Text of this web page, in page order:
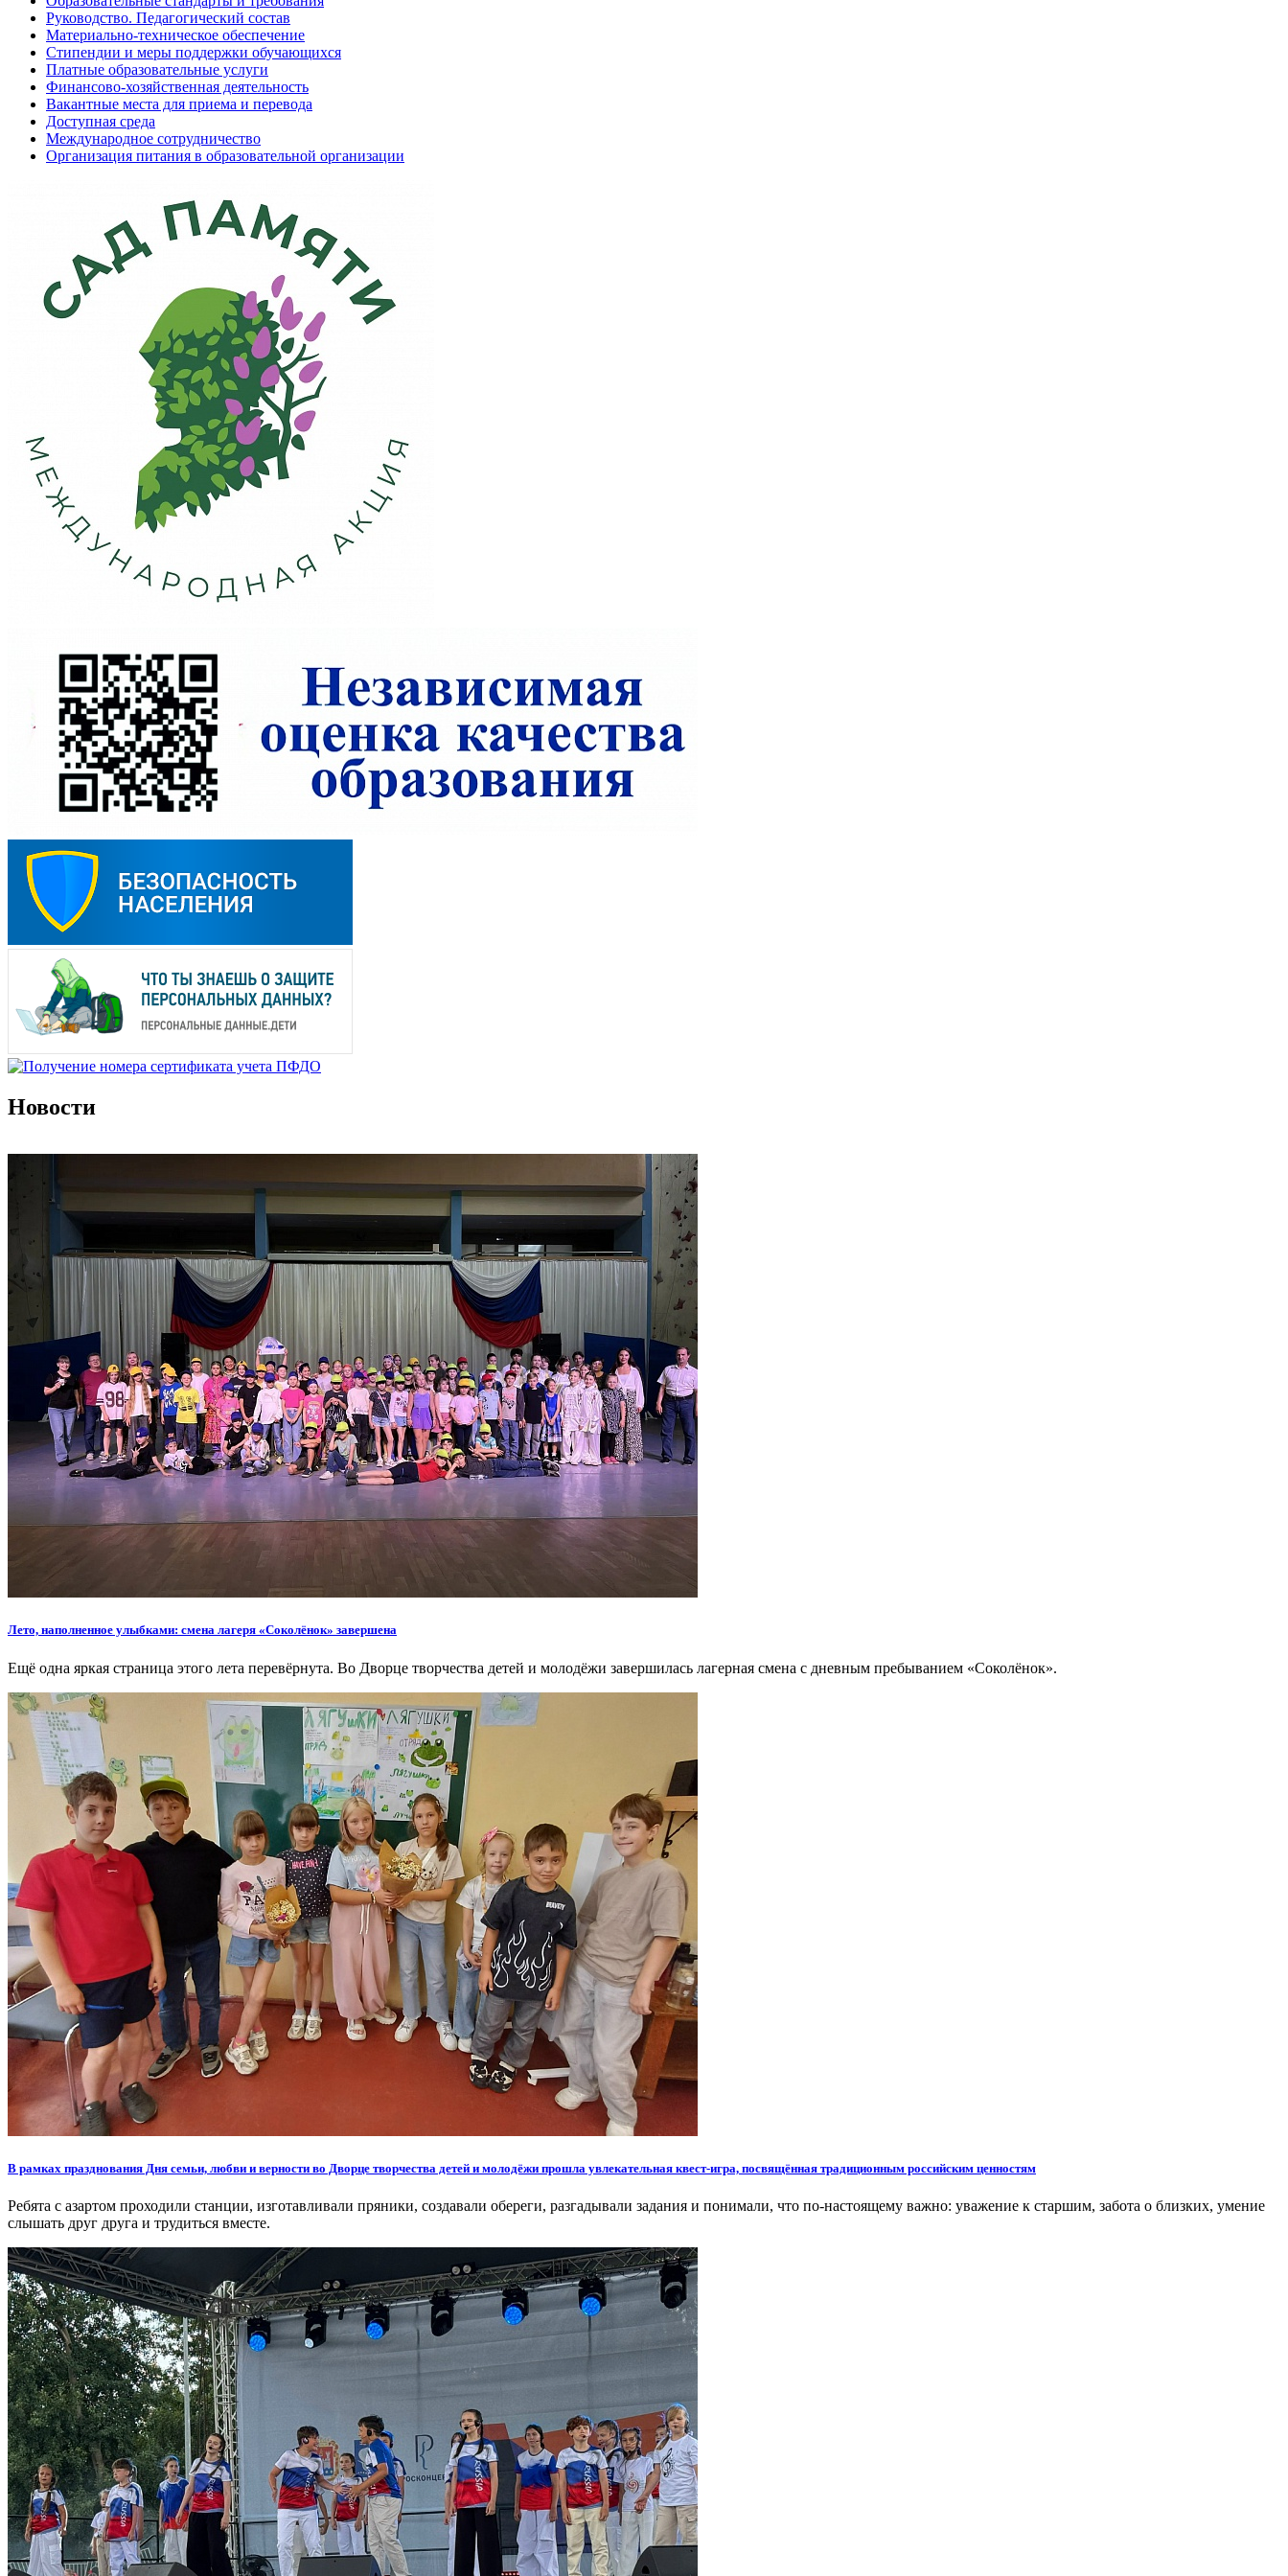
Руководство. Педагогический состав
Материально-техническое обеспечение
Стипендии и меры поддержки обучающихся
Платные образовательные услуги
Финансово-хозяйственная деятельность
Вакантные места для приема и перевода
Доступная среда
Международное сотрудничество
Организация питания в образовательной организации
Новости
Лето, наполненное улыбками: смена лагеря «Соколёнок» завершена
Ещё одна яркая страница этого лета перевёрнута. Во Дворце творчества детей и молодёжи завершилась лагерная смена с дневным пребыванием «Соколёнок».
В рамках празднования Дня семьи, любви и верности во Дворце творчества детей и молодёжи прошла увлекательная квест-игра, посвящённая традиционным российским ценностям
Ребята с азартом проходили станции, изготавливали пряники, создавали обереги, разгадывали задания и понимали, что по-настоящему важно: уважение к старшим, забота о близких, умение
слышать друг друга и трудиться вместе.